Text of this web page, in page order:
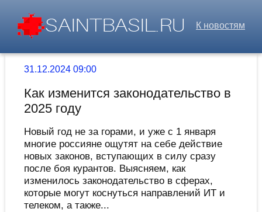
К новостям
31.12.2024 09:00
Как изменится законодательство в
2025 году
Новый год не за горами, и уже с 1 января
многие россияне ощутят на себе действие
новых законов, вступающих в силу сразу
после боя курантов. Выясняем, как
изменилось законодательство в сферах,
которые могут коснуться направлений ИТ и
телеком, а также...